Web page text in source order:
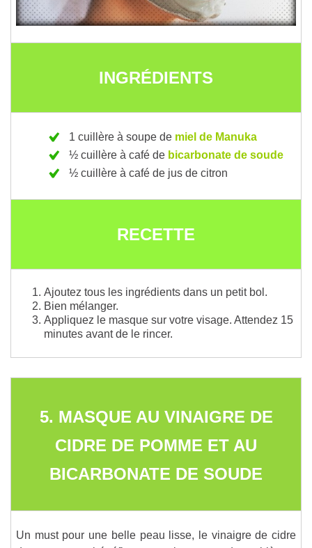
INGRÉDIENTS
1 cuillère à soupe de miel de Manuka
½ cuillère à café de bicarbonate de soude
½ cuillère à café de jus de citron
RECETTE
Ajoutez tous les ingrédients dans un petit bol.
Bien mélanger.
Appliquez le masque sur votre visage. Attendez 15
minutes avant de le rincer.
5. MASQUE AU VINAIGRE DE
CIDRE DE POMME ET AU
BICARBONATE DE SOUDE
Un must pour une belle peau lisse, le vinaigre de cidre